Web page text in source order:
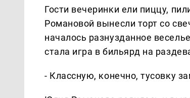
Гости вечеринки ели пиццу,
Романовой вынесли торт со
началось разнузданное
стала игра в бильярд на
- Классную, конечно, тусовку